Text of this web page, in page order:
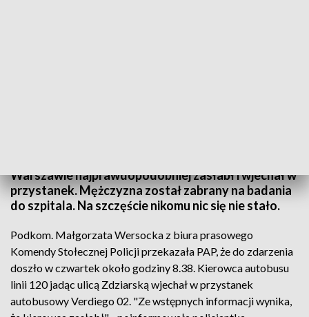
Warszawie najprawdopodobniej zasłabł i wjechał w
przystanek. Mężczyzna został zabrany na badania
do szpitala. Na szczęście nikomu nic się nie stało.
Podkom. Małgorzata Wersocka z biura prasowego
Komendy Stołecznej Policji przekazała PAP, że do zdarzenia
doszło w czwartek około godziny 8.38. Kierowca autobusu
linii 120 jadąc ulicą Zdziarską wjechał w przystanek
autobusowy Verdiego 02. "Ze wstępnych informacji wynika,